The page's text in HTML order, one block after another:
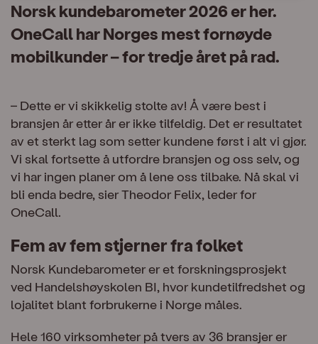
Norsk kundebarometer 2026 er her.
OneCall har Norges mest fornøyde
mobilkunder – for tredje året på rad.
– Dette er vi skikkelig stolte av! Å være best i
bransjen år etter år er ikke tilfeldig. Det er resultatet
av et sterkt lag som setter kundene først i alt vi gjør.
Vi skal fortsette å utfordre bransjen og oss selv, og
vi har ingen planer om å lene oss tilbake. Nå skal vi
bli enda bedre, sier Theodor Felix, leder for
OneCall.
Fem av fem stjerner fra folket
Norsk Kundebarometer er et forskningsprosjekt
ved Handelshøyskolen BI, hvor kundetilfredshet og
lojalitet blant forbrukerne i Norge måles.
Hele 160 virksomheter på tvers av 36 bransjer er